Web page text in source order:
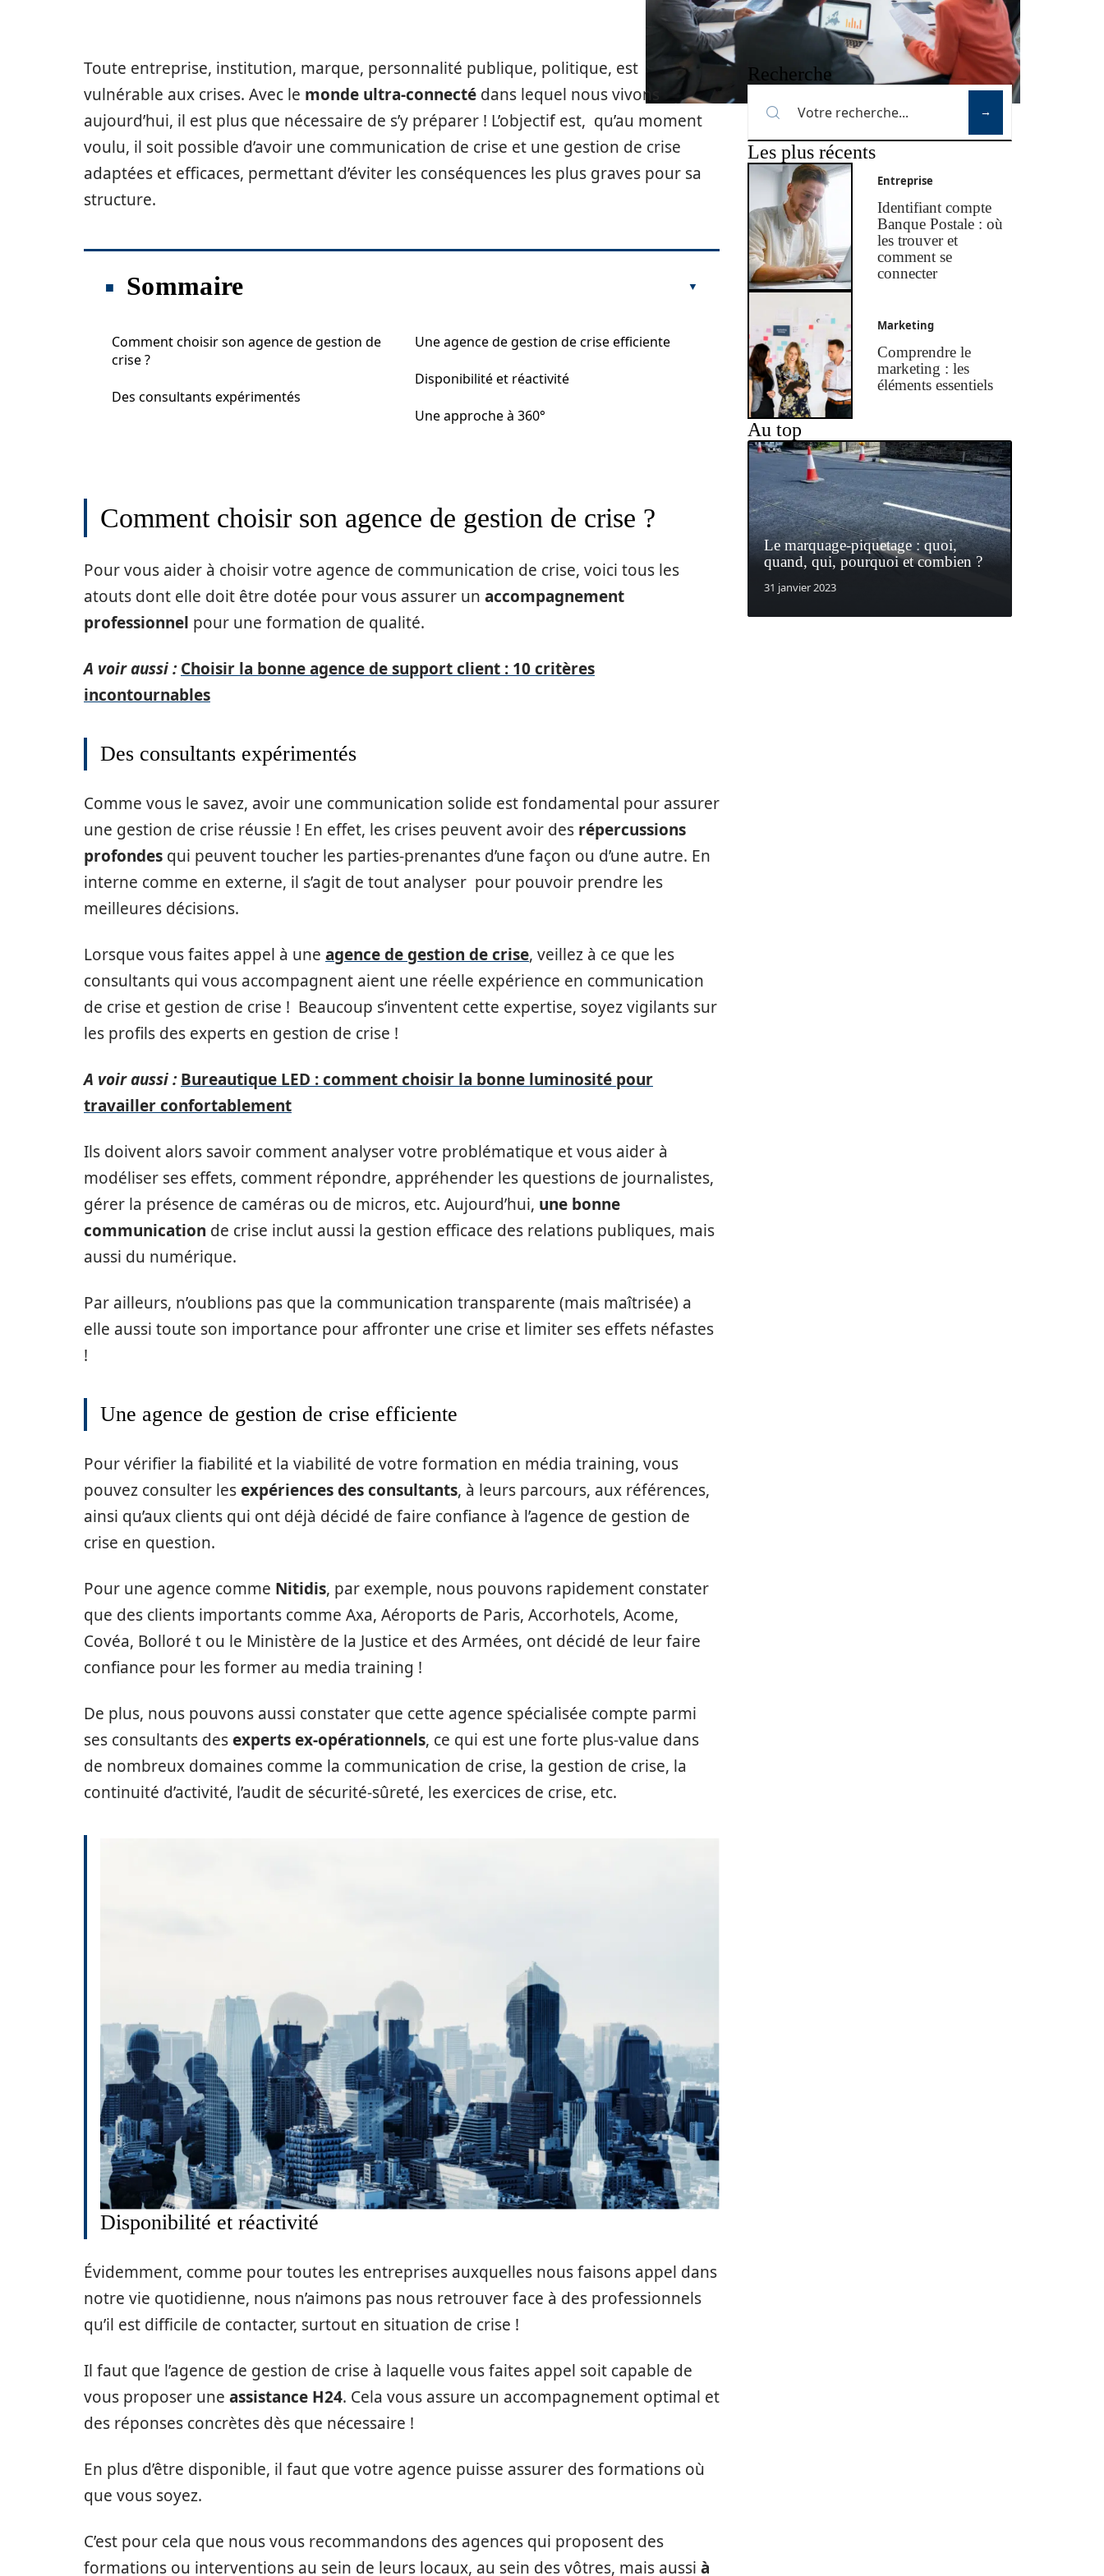
Toute entreprise, institution, marque, personnalité publique, politique, est
vulnérable aux crises. Avec le monde ultra-connecté dans lequel nous vivons
aujourd’hui, il est plus que nécessaire de s’y préparer ! L’objectif est, qu’au moment
voulu, il soit possible d’avoir une communication de crise et une gestion de crise
adaptées et efficaces, permettant d’éviter les conséquences les plus graves pour sa
structure.
Sommaire
Comment choisir son agence de gestion de
crise ?
Des consultants expérimentés
Une agence de gestion de crise efficiente
Disponibilité et réactivité
Une approche à 360°
Comment choisir son agence de gestion de crise ?
Pour vous aider à choisir votre agence de communication de crise, voici tous les
atouts dont elle doit être dotée pour vous assurer un accompagnement
professionnel pour une formation de qualité.
A voir aussi : Choisir la bonne agence de support client : 10 critères
incontournables
Des consultants expérimentés
Comme vous le savez, avoir une communication solide est fondamental pour assurer
une gestion de crise réussie ! En effet, les crises peuvent avoir des répercussions
profondes qui peuvent toucher les parties-prenantes d’une façon ou d’une autre. En
interne comme en externe, il s’agit de tout analyser pour pouvoir prendre les
meilleures décisions.
Lorsque vous faites appel à une agence de gestion de crise, veillez à ce que les
consultants qui vous accompagnent aient une réelle expérience en communication
de crise et gestion de crise ! Beaucoup s’inventent cette expertise, soyez vigilants sur
les profils des experts en gestion de crise !
A voir aussi : Bureautique LED : comment choisir la bonne luminosité pour
travailler confortablement
Ils doivent alors savoir comment analyser votre problématique et vous aider à
modéliser ses effets, comment répondre, appréhender les questions de journalistes,
gérer la présence de caméras ou de micros, etc. Aujourd’hui, une bonne
communication de crise inclut aussi la gestion efficace des relations publiques, mais
aussi du numérique.
Par ailleurs, n’oublions pas que la communication transparente (mais maîtrisée) a
elle aussi toute son importance pour affronter une crise et limiter ses effets néfastes
!
Une agence de gestion de crise efficiente
Pour vérifier la fiabilité et la viabilité de votre formation en média training, vous
pouvez consulter lesexpériences des consultants, à leurs parcours, aux références,
ainsi qu’aux clients qui ont déjà décidé de faire confiance à l’agence de gestion de
crise en question.
Pour une agence comme Nitidis, par exemple, nous pouvons rapidement constater
que des clients importants comme Axa, Aéroports de Paris, Accorhotels, Acome,
Covéa, Bolloré t ou le Ministère de la Justice et des Armées, ont décidé de leur faire
confiance pour les former au media training !
De plus, nous pouvons aussi constater que cette agence spécialisée compte parmi
ses consultants desexperts ex-opérationnels, ce qui est une forte plus-value dans
de nombreux domaines comme la communication de crise, la gestion de crise, la
continuité d’activité, l’audit de sécurité-sûreté, les exercices de crise, etc.
Disponibilité et réactivité
Évidemment, comme pour toutes les entreprises auxquelles nous faisons appel dans
notre vie quotidienne, nous n’aimons pas nous retrouver face à des professionnels
qu’il est difficile de contacter, surtout en situation de crise !
Il faut que l’agence de gestion de crise à laquelle vous faites appel soit capable de
vous proposer une assistance H24. Cela vous assure un accompagnement optimal et
des réponses concrètes dès que nécessaire !
En plus d’être disponible, il faut que votre agence puisse assurer des formations où
que vous soyez.
C’est pour cela que nous vous recommandons des agences qui proposent des
formations ou interventions au sein de leurs locaux, au sein des vôtres, mais aussi à
Recherche
Les plus récents
Entreprise
Identifiant compte
Banque Postale : où
les trouver et
comment se
connecter
Marketing
Comprendre le
marketing : les
éléments essentiels
Au top
Le marquage-piquetage : quoi,
quand, qui, pourquoi et combien ?
31 janvier 2023